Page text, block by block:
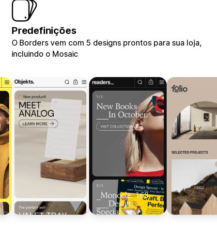
Predefinições
O Borders vem com 5 designs prontos para sua loja,
incluindo o Mosaic